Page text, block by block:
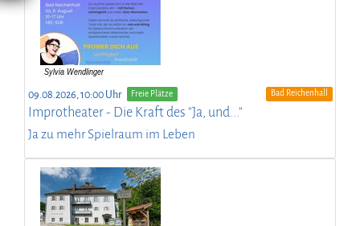
09.08.2026, 10:00 Uhr Freie Plätze Bad Reichenhall
Improtheater - Die Kraft des "Ja, und..."
Ja zu mehr Spielraum im Leben